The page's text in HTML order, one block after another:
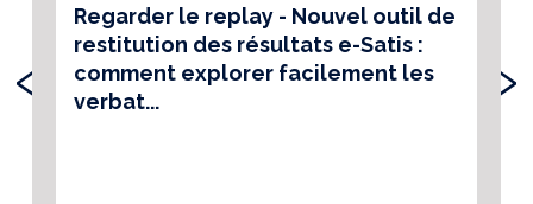
Regarder le replay - Nouvel outil de
restitution des résultats e-Satis :
comment explorer facilement les
verbat...
‹ ›